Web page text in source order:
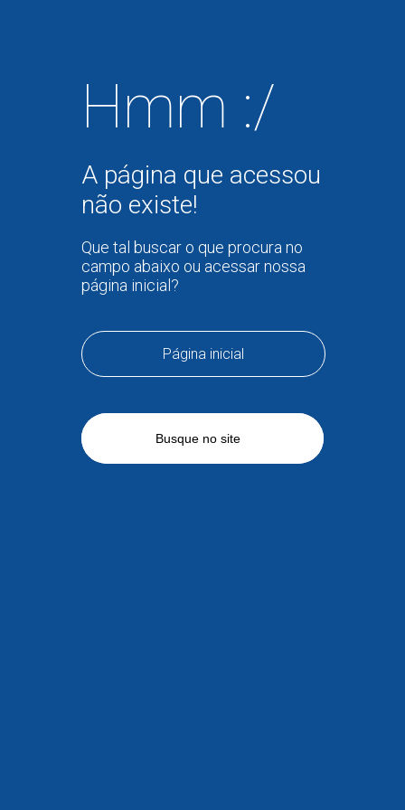
Hmm :/
A página que acessou
não existe!
Que tal buscar o que procura no
campo abaixo ou acessar nossa
página inicial?
Página inicial